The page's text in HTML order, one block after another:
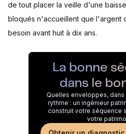
de tout placer la veille d'une
bloqués n'accueillent que l'argent
besoin avant huit à dix ans.
La bonne
dans le
Quelles enveloppes, dans
rythme : un ingénieur
construit votre séquence
votre